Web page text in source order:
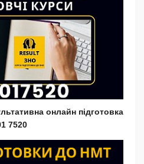
онлайн підготовка
7520